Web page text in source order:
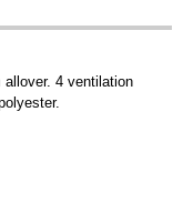
4 ventilation